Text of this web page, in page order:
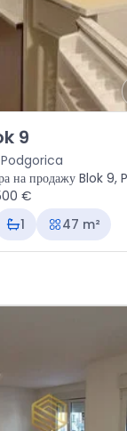
Blok 9
9
на продажу Blok
€
1 47 m²